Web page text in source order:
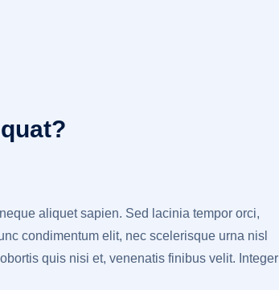
aliquet sapien. Sed lacinia tempor orci,
condimentum elit, nec scelerisque urna nisl
quis nisi et, venenatis finibus velit. Integer